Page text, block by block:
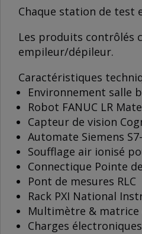
Chaque station de test
Les produits contrôlés
empileur/dépileur.
Caractéristiques
Environnement salle
Robot FANUC LR Mate
Capteur de vision
Automate Siemens
Soufflage air ionisé
Connectique Pointe
Pont de mesures RLC
Rack PXI National
Multimètre &
Charges électroniques